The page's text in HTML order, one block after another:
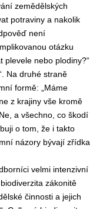
zemědělských
potraviny a nakolik
není
otázku
plevele nebo plodiny?“
Na druhé straně
formě: „Máme
z krajiny vše kromě
a všechno, co škodí
o tom, že i takto
názory bývají zřídka
velmi intenzivní
zákonitě
činnosti a jejich